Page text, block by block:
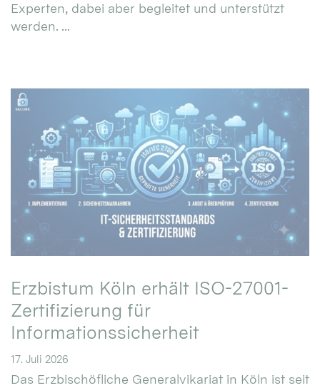
Experten, dabei aber begleitet und unterstützt
werden. ...
Erzbistum Köln erhält ISO-27001-
Zertifizierung für
Informationssicherheit
17. Juli 2026
Das Erzbischöfliche Generalvikariat in Köln ist seit